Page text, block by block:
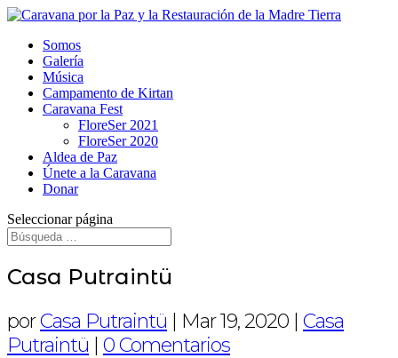
Somos
Galería
Música
Campamento de Kirtan
Caravana Fest
FloreSer 2021
FloreSer 2020
Aldea de Paz
Únete a la Caravana
Donar
Seleccionar página
Casa Putraintü
porCasa Putraintü | Mar 19, 2020 | Casa
Putraintü | 0 Comentarios